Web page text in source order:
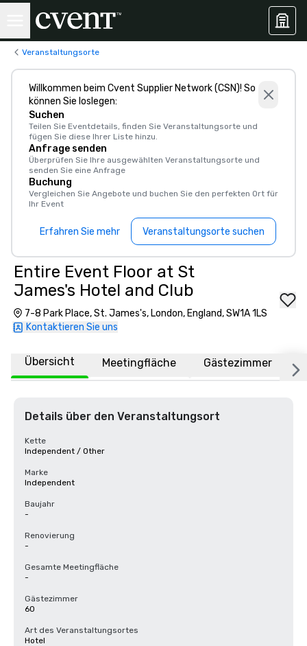
Veranstaltungsorte
Willkommen beim Cvent Supplier Network (CSN)! So
können Sie loslegen:
Suchen
Teilen Sie Eventdetails, finden Sie Veranstaltungsorte und
fügen Sie diese Ihrer Liste hinzu.
Anfrage senden
Überprüfen Sie Ihre ausgewählten Veranstaltungsorte und
senden Sie eine Anfrage
Buchung
Vergleichen Sie Angebote und buchen Sie den perfekten Ort für
Ihr Event
Erfahren Sie mehr Veranstaltungsorte suchen
Entire Event Floor at St
James's Hotel and Club
7-8 Park Place, St. James's, London, England, SW1A 1LS
Kontaktieren Sie uns
Übersicht Meetingfläche Gästezimmer
Details über den Veranstaltungsort
Kette
Independent / Other
Marke
Independent
Baujahr
-
Renovierung
-
Gesamte Meetingfläche
-
Gästezimmer
60
Art des Veranstaltungsortes
Hotel